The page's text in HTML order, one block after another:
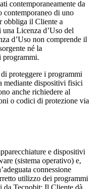
contemporaneamente da
contemporaneo di uno
obbliga il Cliente a
Licenza d’Uso del
d’Uso non comprende il
né la
programmi.
proteggere i programmi
mediante dispositivi fisici
anche richiedere al
o codici di protezione via
e dispositivi
(sistema operativo) e,
connessione
utilizzo dei programmi
Tecnobit; Il Cliente dà